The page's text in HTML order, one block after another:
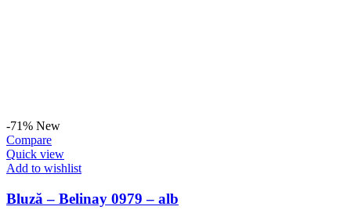
-71% New
Compare
Quick view
Add to wishlist
Bluză – Belinay 0979 – alb